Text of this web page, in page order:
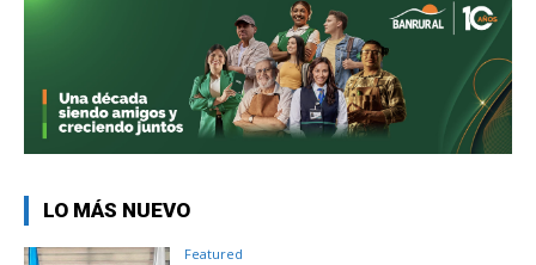
LO MÁS NUEVO
Featured